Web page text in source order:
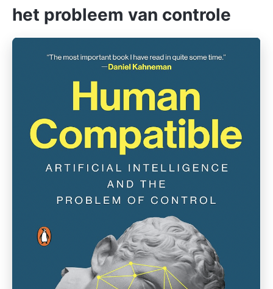
het probleem van controle